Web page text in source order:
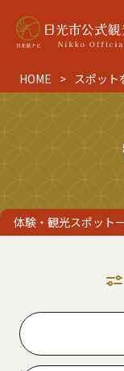
HOME スポット
体験・観光スポット